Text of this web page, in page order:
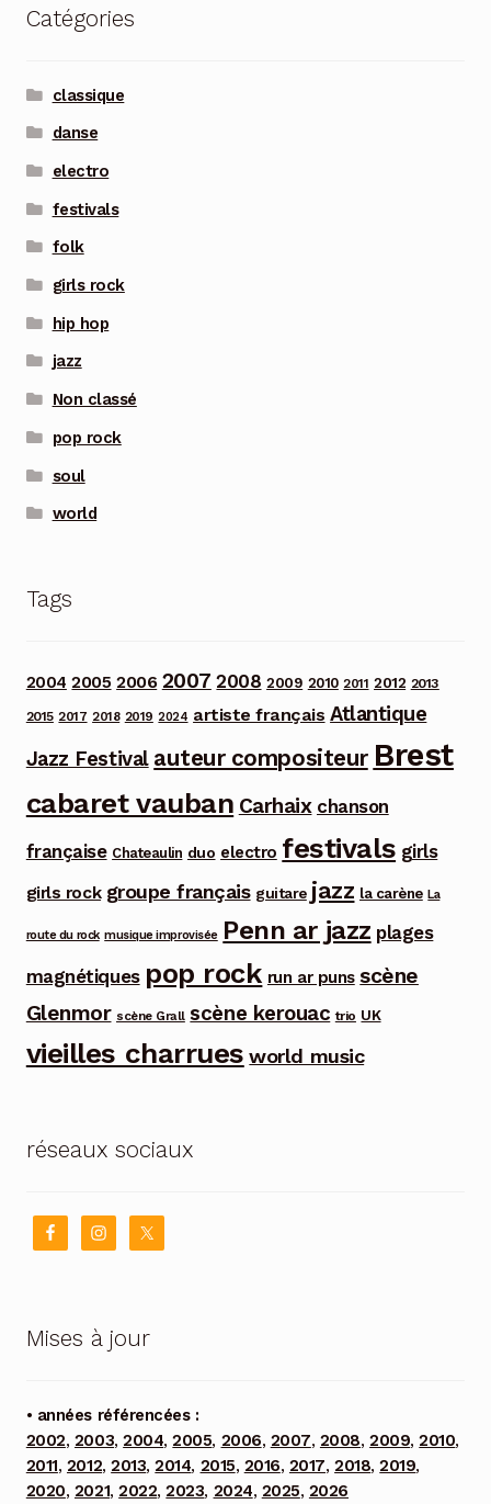
Catégories
classique
danse
electro
festivals
folk
girls rock
hip hop
jazz
Non classé
pop rock
soul
world
Tags
2004 2005 2006 2007 2008 2009 2010 2011 2012 2013
2015 2017 2018 2019 2024 artiste français Atlantique
Jazz Festival auteur compositeur Brest
cabaret vauban Carhaix chanson
française Chateaulin duo electro festivals girls
girls rock groupe français guitare jazz la carène La
route du rock musique improvisée Penn ar jazz plages
magnétiques pop rock run ar puns scène
Glenmor scène Grall scène kerouac trio UK
vieilles charrues world music
réseaux sociaux
Mises à jour
• années référencées :
2002, 2003,2004,2005, 2006, 2007, 2008,2009,2010,
2011, 2012,2013,2014, 2015, 2016, 2017,2018,2019,
2020, 2021,2022,2023, 2024, 2025, 2026